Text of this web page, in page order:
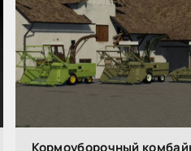
Кормоуборочный